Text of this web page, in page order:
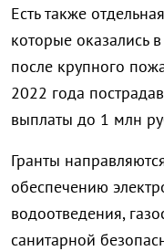
Есть также
которые оказались
после крупного
2022 года
выплаты до 1 млн
Гранты
обеспечению
водоотведения,
санитарной